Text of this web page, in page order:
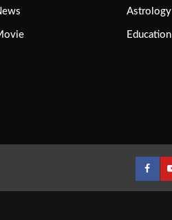
Astrology
Education